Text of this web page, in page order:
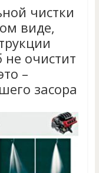
чистки
виде,
не очистит
–
засора